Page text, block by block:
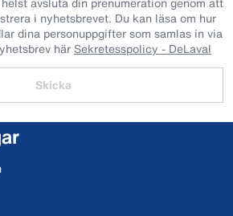
i nyhetsbrevet. Du kan läsa om hur
dina personuppgifter som samlas in via
här Sekretesspolicy - DeLaval
Skicka